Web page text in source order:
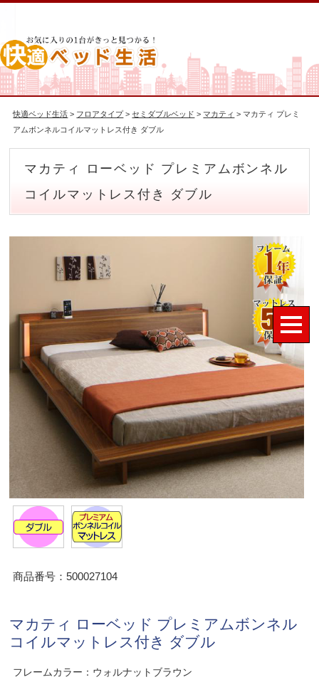
快適ベッド生活 > フロアタイプ >セミダブルベッド > マカティ > マカティ プレミ
アムボンネルコイルマットレス付き ダブル
マカティ ローベッド プレミアムボンネル
コイルマットレス付き ダブル
商品番号：500027104
マカティ ローベッド プレミアムボンネル
コイルマットレス付き ダブル
フレームカラー：ウォルナットブラウン